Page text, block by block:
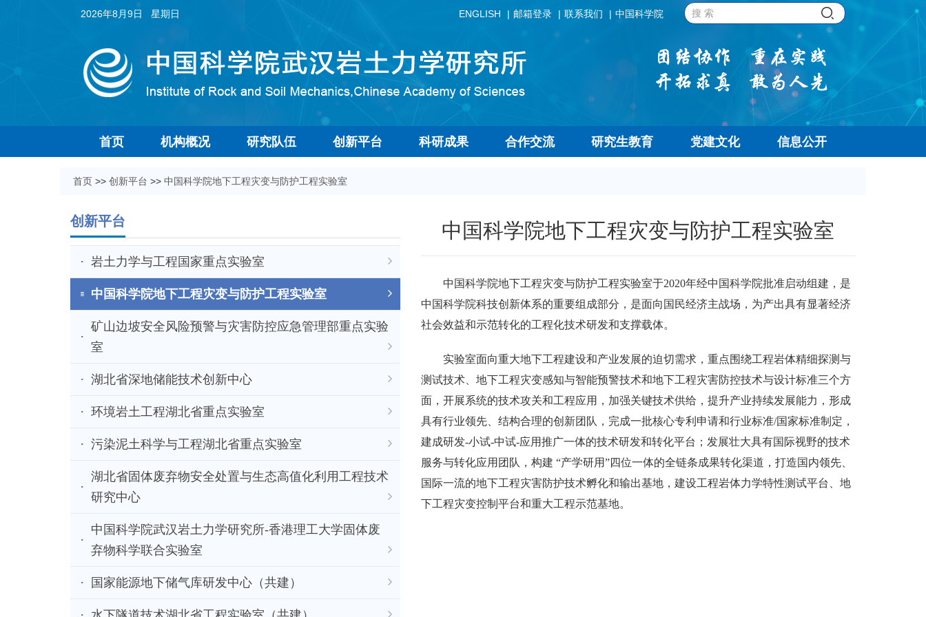
2026年8月9日 星期日 ENGLISH 邮箱登录 联系我们 中国科学院
首页 机构概况 研究队伍 创新平台 科研成果 合作交流 研究生教育 党建文化 信息公开
首页 >> 创新平台 >> 中国科学院地下工程灾变与防护工程实验室
创新平台
岩土力学与工程国家重点实验室
中国科学院地下工程灾变与防护工程实验室
矿山边坡安全风险预警与灾害防控应急管理部重点实验
室
湖北省深地储能技术创新中心
环境岩土工程湖北省重点实验室
污染泥土科学与工程湖北省重点实验室
湖北省固体废弃物安全处置与生态高值化利用工程技术
研究中心
中国科学院武汉岩土力学研究所-香港理工大学固体废
弃物科学联合实验室
国家能源地下储气库研发中心（共建）
中国科学院地下工程灾变与防护工程实验室
中国科学院地下工程灾变与防护工程实验室于2020年经中国科学院批准启动组建，是
中国科学院科技创新体系的重要组成部分，是面向国民经济主战场，为产出具有显著经济
社会效益和示范转化的工程化技术研发和支撑载体。
实验室面向重大地下工程建设和产业发展的迫切需求，重点围绕工程岩体精细探测与
测试技术、地下工程灾变感知与智能预警技术和地下工程灾害防控技术与设计标准三个方
面，开展系统的技术攻关和工程应用，加强关键技术供给，提升产业持续发展能力，形成
具有行业领先、结构合理的创新团队，完成一批核心专利申请和行业标准/国家标准制定，
建成研发-小试-中试-应用推广一体的技术研发和转化平台；发展壮大具有国际视野的技术
服务与转化应用团队，构建 “产学研用”四位一体的全链条成果转化渠道，打造国内领先、
国际一流的地下工程灾害防护技术孵化和输出基地，建设工程岩体力学特性测试平台、地
下工程灾变控制平台和重大工程示范基地。